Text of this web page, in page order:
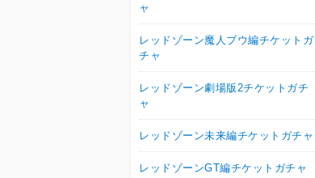
ャ
レッドゾーン魔人ブウ編チケットガ
チャ
レッドゾーン劇場版2チケットガチ
ャ
レッドゾーン未来編チケットガチャ
レッドゾーンGT編チケットガチャ